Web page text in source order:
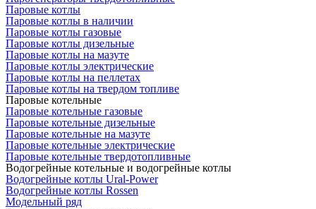
Паровые котлы
Паровые котлы в наличии
Паровые котлы газовые
Паровые котлы дизельные
Паровые котлы на мазуте
Паровые котлы электрические
Паровые котлы на пеллетах
Паровые котлы на твердом топливе
Паровые котельные
Паровые котельные газовые
Паровые котельные дизельные
Паровые котельные на мазуте
Паровые котельные электрические
Паровые котельные твердотопливные
Водогрейные котельные и водогрейные котлы
Водогрейные котлы Ural-Power
Водогрейные котлы Rossen
Модельный ряд